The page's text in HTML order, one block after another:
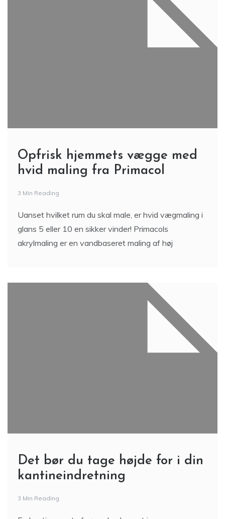
Opfrisk hjemmets vægge med
hvid maling fra Primacol
3 Min Reading
Uanset hvilket rum du skal male, er hvid vægmaling i
glans 5 eller 10 en sikker vinder! Primacols
akrylmaling er en vandbaseret maling af høj
Det bør du tage højde for i din
kantineindretning
3 Min Reading